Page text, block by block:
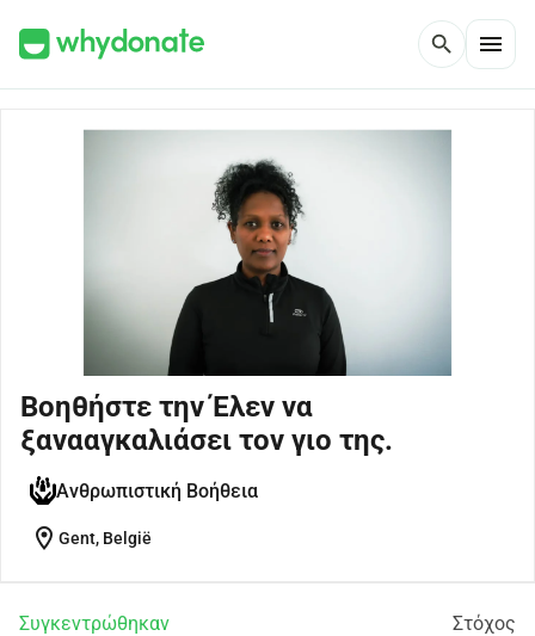
search menu
Βοηθήστε την Έλεν να
ξανααγκαλιάσει τον γιο της.
Ανθρωπιστική Βοήθεια
location_on Gent, België
Συγκεντρώθηκαν Στόχος